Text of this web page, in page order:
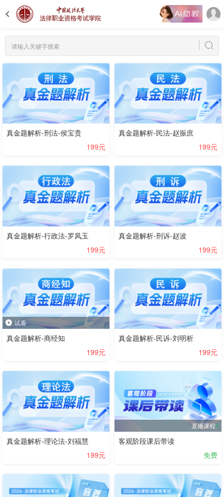
真金题解析-刑法-侯宝贵
199元
真金题解析-民法-赵振庶
199元
真金题解析-行政法-罗凤玉
199元
真金题解析-刑诉-赵波
199元
试看
真金题解析-商经知
199元
真金题解析-民诉-刘明析
199元
真金题解析-理论法-刘福慧
199元
直播课程
客观阶段课后带读
免费